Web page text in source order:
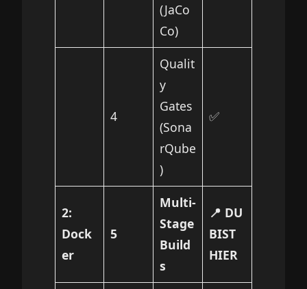
(JaCo
Co)
4
Qualit
y
Gates
(Sona
rQube
)
✅
2:
Dock
er
5
Multi-
Stage
Build
s
📍 DU
BIST
HIER